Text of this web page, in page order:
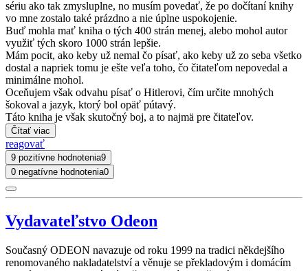
sériu ako tak zmysluplne, no musím povedať, že po dočítaní knihy
vo mne zostalo také prázdno a nie úplne uspokojenie.
Buď mohla mať kniha o tých 400 strán menej, alebo mohol autor
využiť tých skoro 1000 strán lepšie.
Mám pocit, ako keby už nemal čo písať, ako keby už zo seba všetko
dostal a napriek tomu je ešte veľa toho, čo čitateľom nepovedal a
minimálne mohol.
Oceňujem však odvahu písať o Hitlerovi, čím určite mnohých
šokoval a jazyk, ktorý bol opäť pútavý.
Táto kniha je však skutočný boj, a to najmä pre čitateľov.
Čítať viac
reagovať
9 pozitívne hodnotenia9
0 negatívne hodnotenia0
Vydavateľstvo Odeon
Současný ODEON navazuje od roku 1999 na tradici někdejšího
renomovaného nakladatelství a věnuje se překladovým i domácím